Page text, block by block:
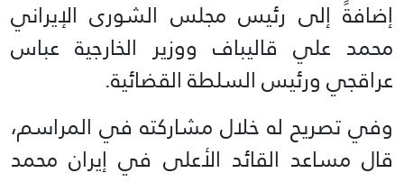
إضافةً إلى رئيس مجلس الشورى الإيراني
محمد علي قاليباف ووزير الخارجية عباس
عراقجي ورئيس السلطة القضائية.
وفي تصريح له خلال مشاركته في المراسم،
قال مساعد القائد الأعلى في إيران محمد